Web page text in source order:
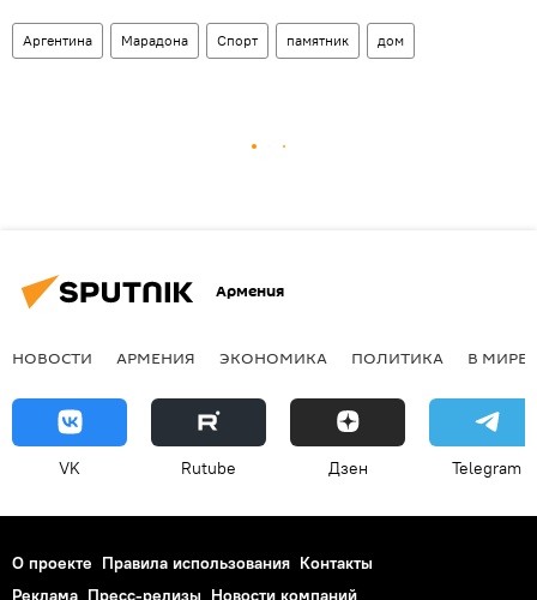
Аргентина Марадона Спорт памятник дом
Армения
НОВОСТИ АРМЕНИЯ ЭКОНОМИКА ПОЛИТИКА В МИРЕ
VK Rutube Дзен Telegram
О проекте Правила использования Контакты
Реклама Пресс-релизы Новости компаний